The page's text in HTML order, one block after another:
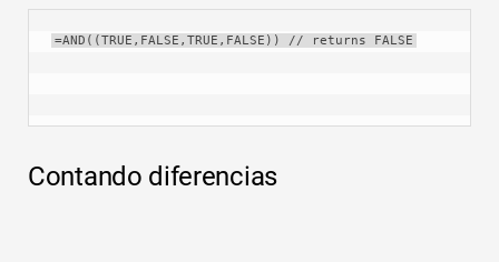
=AND((TRUE,FALSE,TRUE,FALSE)) // returns FALSE
Contando diferencias